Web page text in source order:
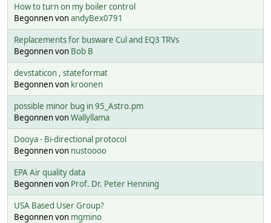
How to turn on my boiler control
Begonnen vonandyBex0791
Replacements for busware Cul and EQ3 TRVs
Begonnen von Bob B
devstaticon , stateformat
Begonnen von kroonen
possible minor bug in 95_Astro.pm
Begonnen vonWallyllama
Dooya - Bi-directional protocol
Begonnen von nustoooo
EPA Air quality data
Begonnen von Prof. Dr. Peter Henning
USA Based User Group?
Begonnen von mgmino